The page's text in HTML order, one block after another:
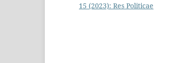
15 (2023): Res Politicae